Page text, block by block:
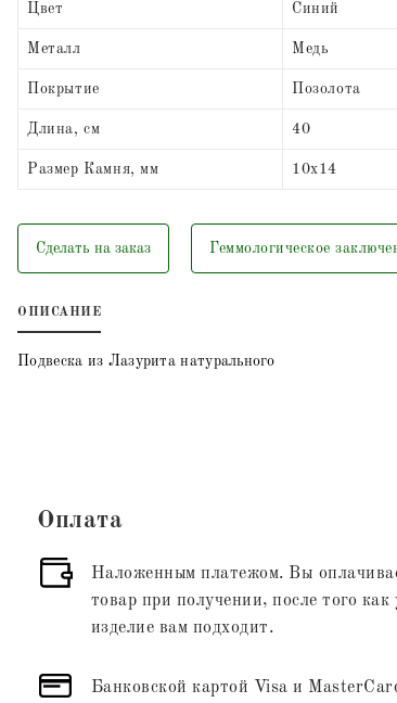
Цвет Синий
Металл Медь
Покрытие Позолота
Длина, см 40
Размер Камня, мм 10х14
Сделать на заказ Геммологическое
ОПИСАНИЕ
Подвеска из Лазурита натурального
Оплата
Наложенным платежом. Вы
товар при получении, после того как
изделие вам подходит.
Банковской картой Visa и